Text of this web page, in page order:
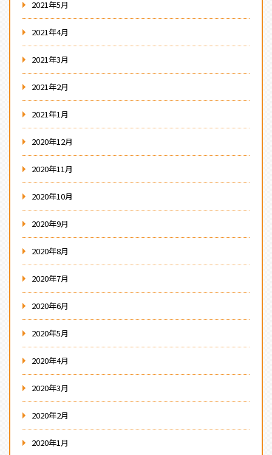
2021年5月
2021年4月
2021年3月
2021年2月
2021年1月
2020年12月
2020年11月
2020年10月
2020年9月
2020年8月
2020年7月
2020年6月
2020年5月
2020年4月
2020年3月
2020年2月
2020年1月